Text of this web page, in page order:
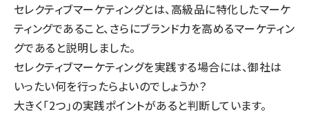
セレクティブマーケティングとは、高級品に特化したマーケ
ティングであること、さらにブランド力を高めるマーケティン
グであると説明しました。
セレクティブマーケティングを実践する場合には、御社は
いったい何を行ったらよいのでしょうか？
大きく「2つ」の実践ポイントがあると判断しています。